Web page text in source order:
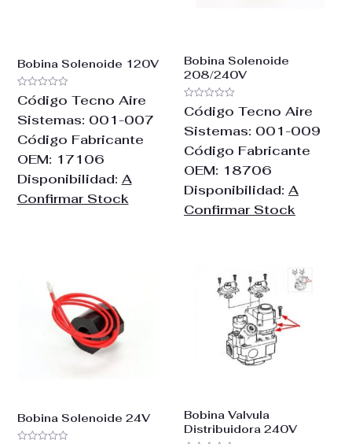
Bobina Solenoide 120V
Valorado
con
0
de
5
Código Tecno Aire
Sistemas: 001-007
Código Fabricante
OEM: 17106
Disponibilidad: A
Confirmar Stock
Bobina Solenoide
208/240V
Valorado
con
0
de
5
Código Tecno Aire
Sistemas: 001-009
Código Fabricante
OEM: 18706
Disponibilidad: A
Confirmar Stock
Bobina Solenoide 24V
Bobina Valvula
Distribuidora 240V